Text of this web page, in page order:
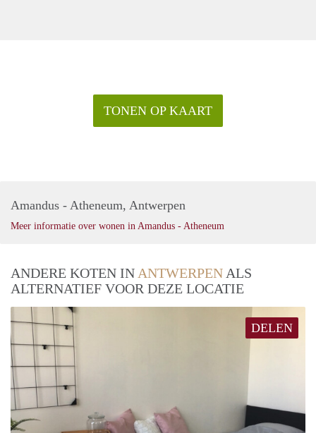
TONEN OP KAART
Amandus - Atheneum, Antwerpen
Meer informatie over wonen in Amandus - Atheneum
ANDERE KOTEN IN ANTWERPEN ALS
ALTERNATIEF VOOR DEZE LOCATIE
DELEN